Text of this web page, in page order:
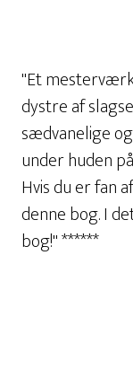
"Et mesterværk
dystre af
sædvanelige
under huden
Hvis du er fan
denne bog. I
bog!" ******